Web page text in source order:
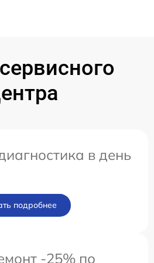
в день
подробнее
-25% по